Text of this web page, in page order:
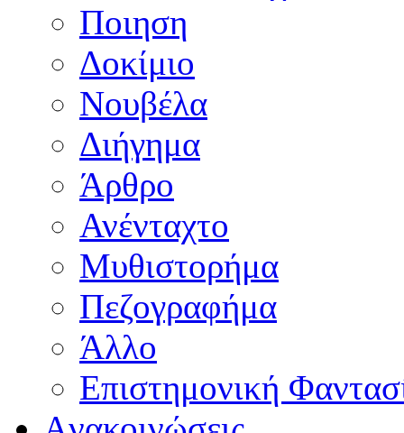
Ποιηση
Δοκίμιο
Νουβέλα
Διήγημα
Άρθρο
Ανένταχτο
Μυθιστορήμα
Πεζογραφήμα
Άλλο
Επιστημονική